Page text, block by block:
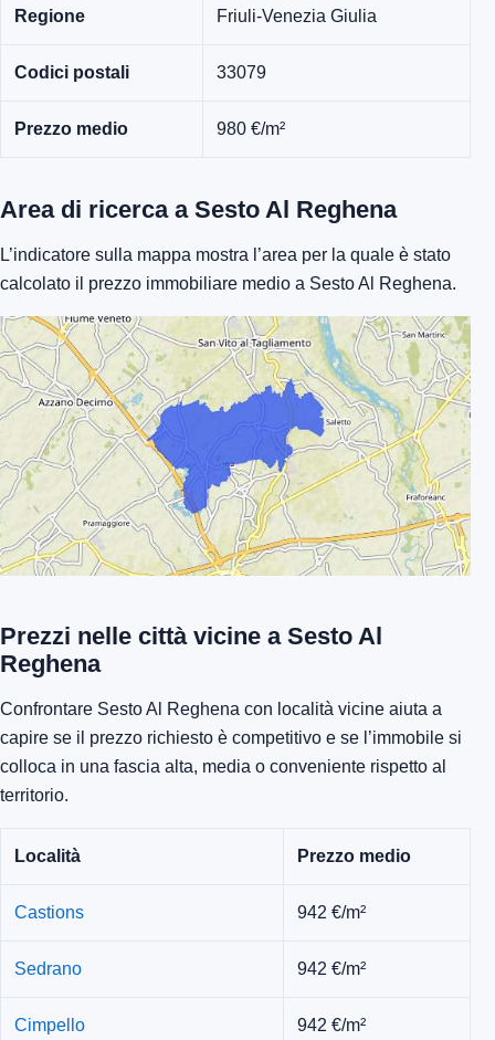
Regione Friuli-Venezia Giulia
Codici postali 33079
Prezzo medio 980 €/m²
Area di ricerca a Sesto Al Reghena
L’indicatore sulla mappa mostra l’area per la quale è stato
calcolato il prezzo immobiliare medio a Sesto Al Reghena.
Prezzi nelle città vicine a Sesto Al
Reghena
Confrontare Sesto Al Reghena con località vicine aiuta a
capire se il prezzo richiesto è competitivo e se l’immobile si
colloca in una fascia alta, media o conveniente rispetto al
territorio.
Località Prezzo medio
Castions 942 €/m²
Sedrano 942 €/m²
Cimpello 942 €/m²